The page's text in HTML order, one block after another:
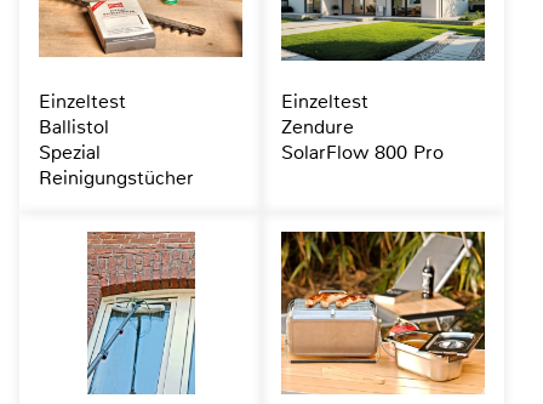
Einzeltest
Ballistol
Spezial
Reinigungstücher
Einzeltest
Zendure
SolarFlow 800 Pro